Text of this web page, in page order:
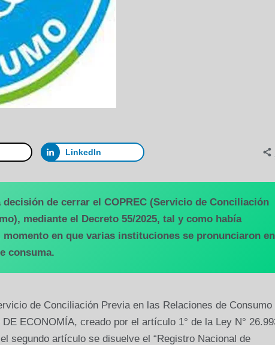
LinkedIn
de cerrar el COPREC (Servicio de Conciliación
mediante el Decreto 55/2025, tal y como había
en que varias instituciones se pronunciaron en
consuma.
de Conciliación Previa en las Relaciones de Consumo
ECONOMÍA, creado por el artículo 1° de la Ley N°
segundo artículo se disuelve el “Registro Nacional de